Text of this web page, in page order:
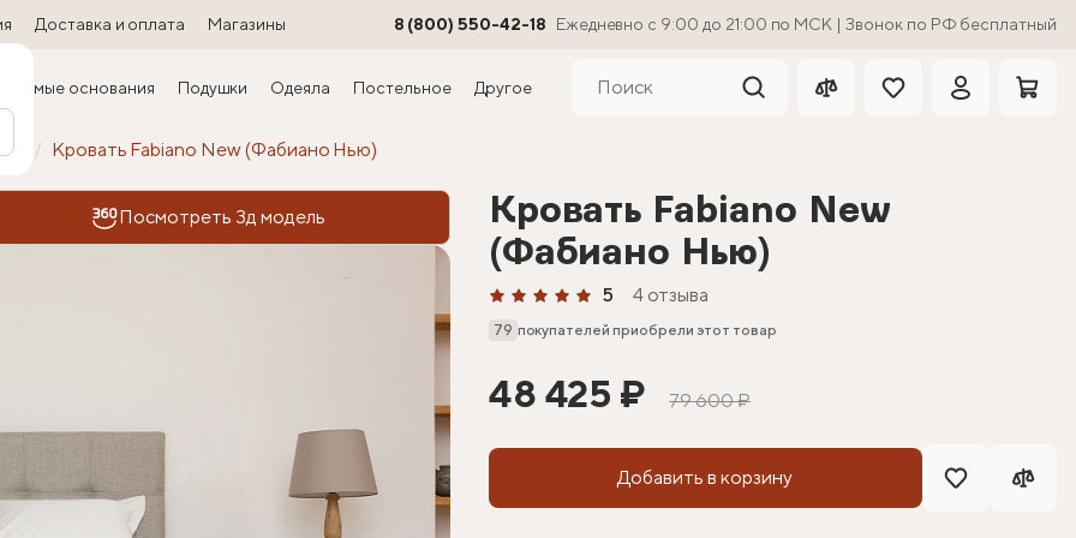
Доставка и оплата Магазины 8 (800) 550-42-18 Ежедневно с 9:00 до 21:00 по МСК | Звонок по РФ бесплатный
основания Подушки Одеяла Постельное Другое
Кровать Fabiano New (Фабиано Нью)
Посмотреть 3д модель
Кровать Fabiano New
(Фабиано Нью)
5 4 отзыва
79 покупателей приобрели этот товар
48 425 ₽ 79 600 ₽
Добавить в корзину